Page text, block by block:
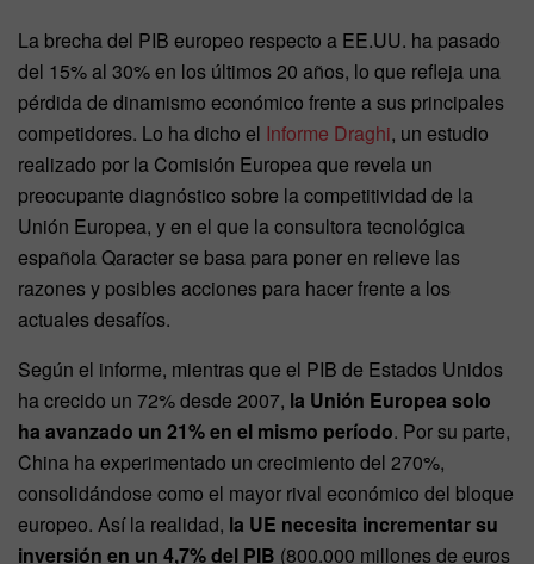
La brecha del PIB europeo respecto a EE.UU. ha pasado
del 15% al 30% en los últimos 20 años, lo que refleja una
pérdida de dinamismo económico frente a sus principales
competidores. Lo ha dicho el Informe Draghi, un estudio
realizado por la Comisión Europea que revela un
preocupante diagnóstico sobre la competitividad de la
Unión Europea, y en el que la consultora tecnológica
española Qaracter se basa para poner en relieve las
razones y posibles acciones para hacer frente a los
actuales desafíos.
Según el informe, mientras que el PIB de Estados Unidos
ha crecido un 72% desde 2007, la Unión Europea solo
ha avanzado un 21% en el mismo período. Por su parte,
China ha experimentado un crecimiento del 270%,
consolidándose como el mayor rival económico del bloque
europeo. Así la realidad, la UE necesita incrementar su
inversión en un 4,7% del PIB (800.000 millones de euros